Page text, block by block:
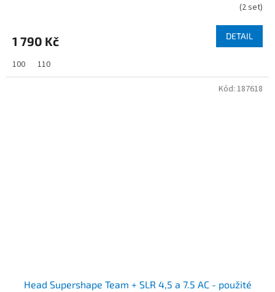
(2 set)
1 790 Kč DETAIL
100 110
Head Supershape Team + SLR 4,5 a 7.5 AC - použité
Kód: 187618